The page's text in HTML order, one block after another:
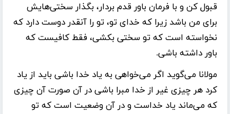
قبول کن و با فرمان باور قدم بردار، بگذار سختی‌هایش
برای من باشد زیرا که خدای تو، تو را آنقدر دوست دارد که
نخواسته است که تو سختی بکشی، فقط کافیست که
باور داشته باشی.
مولانا می‌گوید اگر می‌خواهی به یاد خدا باشی باید از یاد
کرد هر چیزی غیر از خدا مبرا باشی در آن صورت آن چیزی
که می‌ماند یاد خداست و در آن وضعیت است که تو